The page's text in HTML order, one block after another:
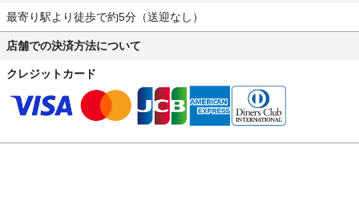
最寄り駅より徒歩で約5分（送迎なし）
店舗での決済方法について
クレジットカード